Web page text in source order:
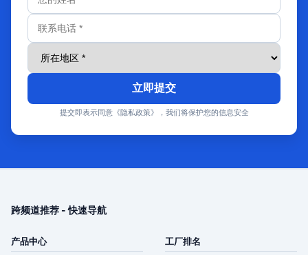
立即提交
提交即表示同意《隐私政策》，我们将保护您的信息安全
跨频道推荐 - 快速导航
产品中心 工厂排名